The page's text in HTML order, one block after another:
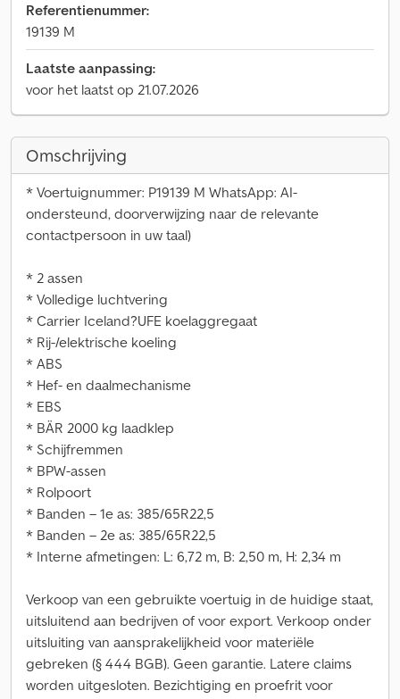
Referentienummer:
19139 M
Laatste aanpassing:
voor het laatst op 21.07.2026
Omschrijving
* Voertuignummer: P19139 M WhatsApp: AI-
ondersteund, doorverwijzing naar de relevante
contactpersoon in uw taal)
* 2 assen
* Volledige luchtvering
* Carrier Iceland?UFE koelaggregaat
* Rij-/elektrische koeling
* ABS
* Hef- en daalmechanisme
* EBS
* BÄR 2000 kg laadklep
* Schijfremmen
* BPW-assen
* Rolpoort
* Banden – 1e as: 385/65R22,5
* Banden – 2e as: 385/65R22,5
* Interne afmetingen: L: 6,72 m, B: 2,50 m, H: 2,34 m
Verkoop van een gebruikte voertuig in de huidige staat,
uitsluitend aan bedrijven of voor export. Verkoop onder
uitsluiting van aansprakelijkheid voor materiële
gebreken (§ 444 BGB). Geen garantie. Latere claims
worden uitgesloten. Bezichtiging en proefrit voor